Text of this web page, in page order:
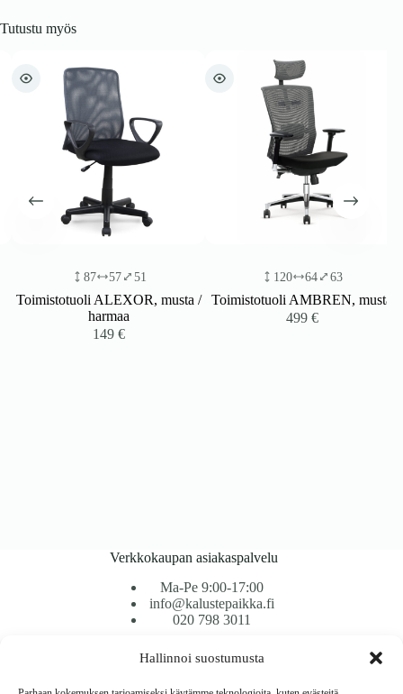
Hallinnoi suostumusta
Tutustu myös
87 57 51
Toimistotuoli ALEXOR, musta /
harmaa
149€
120 64 63
Toimistotuoli AMBREN, musta
499€
Verkkokaupan asiakaspalvelu
Ma-Pe 9:00-17:00
info@kalustepaikka.fi
020 798 3011
Tavarantoimitus / Maksutavat
Toimitustavat